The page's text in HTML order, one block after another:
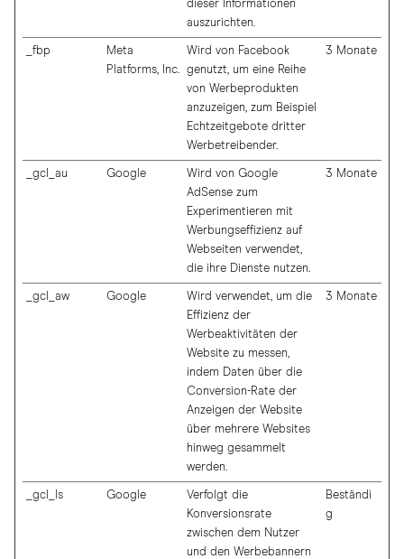
dieser Informationen
auszurichten.
_fbp
Meta
Platforms, Inc.
Wird von Facebook
genutzt, um eine Reihe
von Werbeprodukten
anzuzeigen, zum Beispiel
Echtzeitgebote dritter
Werbetreibender.
3 Monate
_gcl_au Google
Wird von Google
AdSense zum
Experimentieren mit
Werbungseffizienz auf
Webseiten verwendet,
die ihre Dienste nutzen.
3 Monate
_gcl_aw Google
Wird verwendet, um die
Effizienz der
Werbeaktivitäten der
Website zu messen,
indem Daten über die
Conversion-Rate der
Anzeigen der Website
über mehrere Websites
hinweg gesammelt
werden.
3 Monate
_gcl_ls Google
Verfolgt die
Konversionsrate
zwischen dem Nutzer
und den Werbebannern
Beständi
g